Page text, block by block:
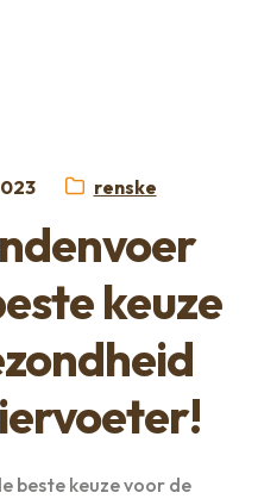
/
Categorie:
renske
keuze
beste keuze voor de